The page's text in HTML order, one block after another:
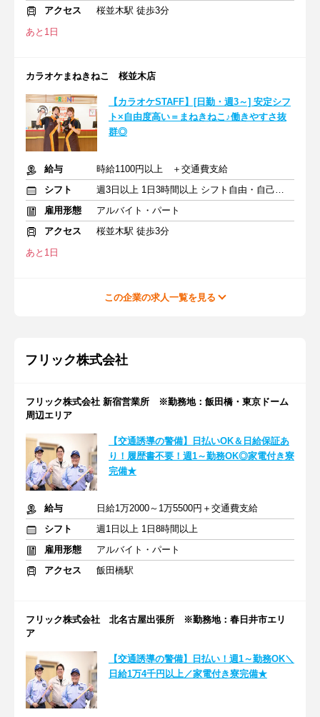
アクセス
桜並木駅 徒歩3分
あと1日
カラオケまねきねこ 桜並木店
【カラオケSTAFF】[日勤・週3～] 安定シフ
ト×自由度高い＝まねきねこ♪働きやすさ抜
群◎
給与
時給1100円以上 ＋交通費支給
シフト
週3日以上 1日3時間以上 シフト自由・自己申告
雇用形態
アルバイト・パート
アクセス
桜並木駅 徒歩3分
あと1日
この企業の求人一覧を見る
フリック株式会社
フリック株式会社 新宿営業所 ※勤務地：飯田橋・東京ドーム
周辺エリア
【交通誘導の警備】日払いOK＆日給保証あ
り！履歴書不要！週1～勤務OK◎家電付き寮
完備★
給与
日給1万2000～1万5500円＋交通費支給
シフト
週1日以上 1日8時間以上
雇用形態
アルバイト・パート
アクセス
飯田橋駅
フリック株式会社 北名古屋出張所 ※勤務地：春日井市エリ
ア
【交通誘導の警備】日払い！週1～勤務OK＼
日給1万4千円以上／家電付き寮完備★